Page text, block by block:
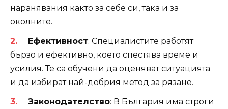
наранявания както за себе си, така и за
околните.
Ефективност: Специалистите работят
бързо и ефективно, което спестява време и
усилия. Те са обучени да оценяват ситуацията
и да избират най-добрия метод за рязане.
Законодателство: В България има строги